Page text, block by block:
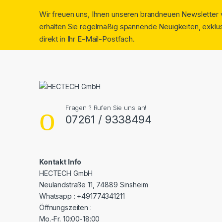
Wir freuen uns, Ihnen unseren brandneuen
erhalten Sie regelmäßig spannende Neuigkeiten,
direkt in Ihr E-Mail-Postfach.
Fragen ? Rufen Sie uns an!
07261 / 9338494
Kontakt Info
HECTECH GmbH
Neulandstraße 11, 74889 Sinsheim
Whatsapp : +491774341211
Öffnungszeiten :
Mo.-Fr. 10:00-18:00